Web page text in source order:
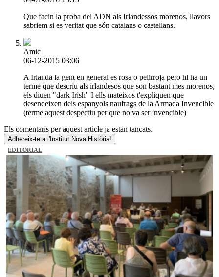
Que facin la proba del ADN als Irlandessos morenos, llavors
sabriem si es veritat que són catalans o castellans.
Amic
06-12-2015 03:06
A Irlanda la gent en general es rosa o pelirroja pero hi ha un
terme que descriu als irlandesos que son bastant mes morenos,
els diuen "dark Irish" I ells mateixos t'expliquen que
desendeixen dels espanyols naufrags de la Armada Invencible
(terme aquest despectiu per que no va ser invencible)
Els comentaris per aquest article ja estan tancats.
Adhereix-te a l'Institut Nova Història!
EDITORIAL